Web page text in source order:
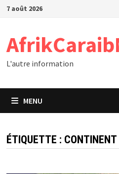
Passer
7 août 2026
L'autre information
MENU
ÉTIQUETTE : CONTINENT